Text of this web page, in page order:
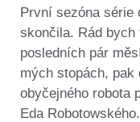
První sezóna série
skončila. Rád
posledních pár
mých stopách,
obyčejného robota
Eda